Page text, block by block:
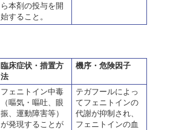
ら本剤の投与を開
始すること。
臨床症状・措置方
法
機序・危険因子
フェニトイン中毒
（嘔気・嘔吐、眼
振、運動障害等）
が発現することが
テガフールによっ
てフェニトインの
代謝が抑制され、
フェニトインの血